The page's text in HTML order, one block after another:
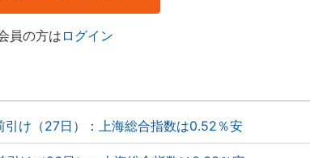
員の方は ログイン
引け（27日）：上海総合指数は0.52％安